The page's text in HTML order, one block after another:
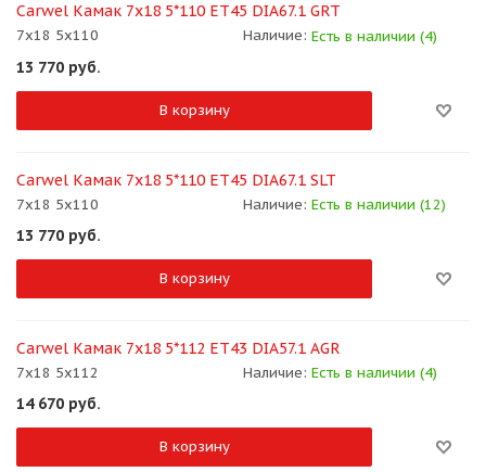
Carwel Камак 7x18 5*110 ET45 DIA67.1 GRT
7x18 5x110 Наличие: Есть в наличии (4)
13 770 руб.
В корзину
Carwel Камак 7x18 5*110 ET45 DIA67.1 SLT
7x18 5x110 Наличие: Есть в наличии (12)
13 770 руб.
В корзину
Carwel Камак 7x18 5*112 ET43 DIA57.1 AGR
7x18 5x112 Наличие: Есть в наличии (4)
14 670 руб.
В корзину